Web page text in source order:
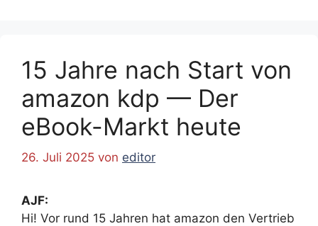
15 Jahre nach Start von
amazon kdp — Der
eBook-Markt heute
26. Juli 2025 von editor
AJF:
Hi! Vor rund 15 Jahren hat amazon den Vertrieb